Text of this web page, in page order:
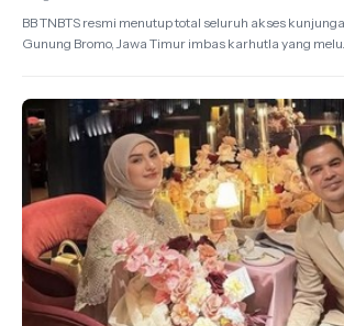
BB TNBTS resmi menutup total seluruh akses
Gunung Bromo, Jawa Timur imbas karhutla yang melu...